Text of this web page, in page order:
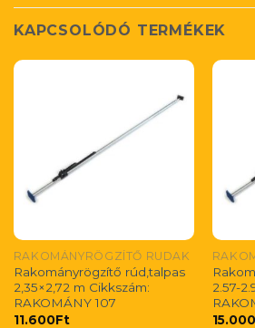
KAPCSOLÓDÓ TERMÉKEK
RAKOMÁNYRÖGZÍTŐ RUDAK
Rakományrögzítő rúd,talpas
2,35×2,72 m Cikkszám:
RAKOMÁNY 107
11.600Ft
2.57-
15.000